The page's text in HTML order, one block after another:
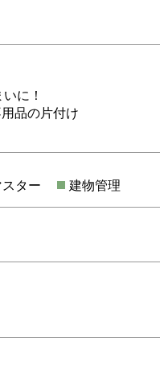
に！
品の片付け
ター 建物管理